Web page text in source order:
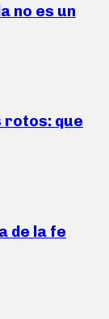
no es un
rotos: que
de la fe